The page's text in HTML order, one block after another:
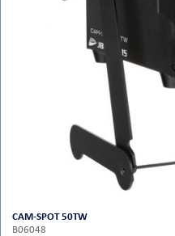
CAM-SPOT 50TW
B06048